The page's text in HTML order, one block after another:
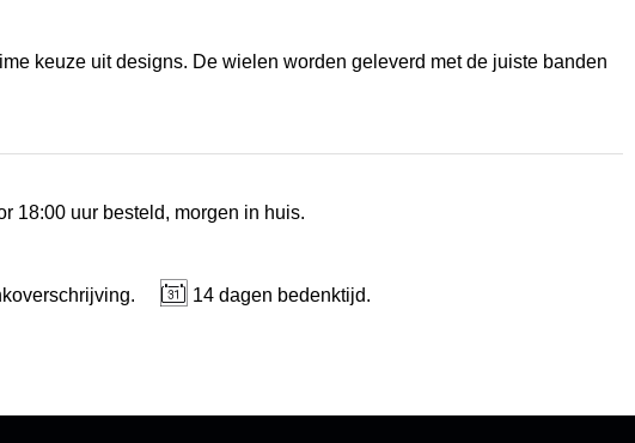
keuze uit designs. De wielen worden geleverd met de juiste banden
18:00 uur besteld, morgen in huis.
14 dagen bedenktijd.